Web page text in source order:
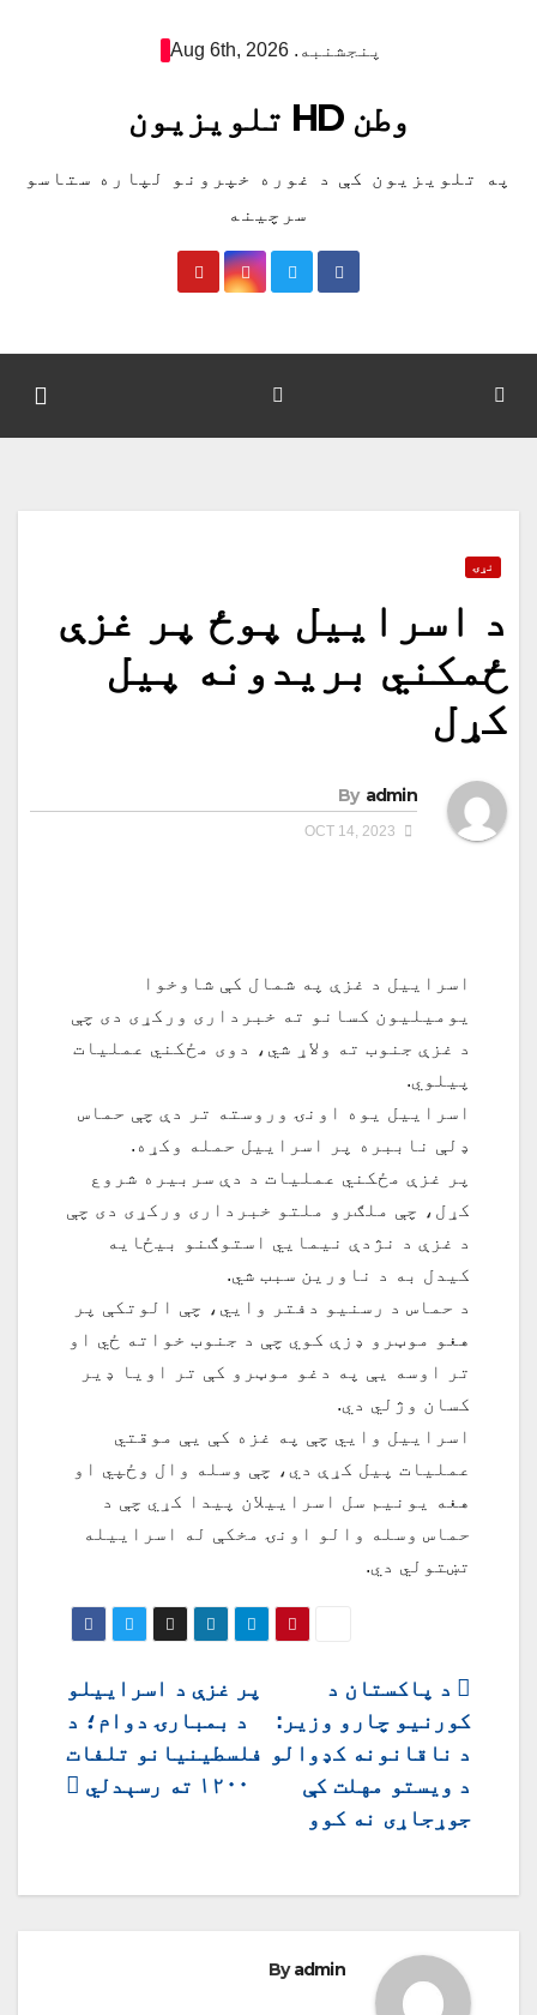
پنجشنبه. Aug 6th, 2026
وطن HD تلویزیون
په تلویزیون کې د غوره خپرونو لپاره ستاسو
سرچینه
نړۍ
د اسراییل پوځ پر غزې
ځمکني بریدونه پيل
کړل
By admin
اسراییل د غزې په شمال کې شاوخوا
یومیلیون کسانو ته خبرداری ورکړی دی چې
د غزې جنوب ته ولاړ شي، دوی مځکني عملیات
پيلوي.
اسراییل یوه اونۍ وروسته تر دې چې حماس
ډلې ناببره پر اسراییل حمله وکړه.
پر غزې مځکني عملیات د دې سربیره شروع
کړل، چې ملګرو ملتو خبرداری ورکړی دی چې
د غزې د نژدې نیمایي استوګنو بیځایه
کیدل به د ناورین سبب شي.
د حماس د رسنیو دفتر وایي، چې الوتکې پر
هغو موټرو ډزې کوي چې د جنوب خواته ځي او
تر اوسه یې په دغو موټرو کې تر اویا ډیر
کسان وژلي دي.
اسراییل وایي چې په غزه کې یې موقتي
عملیات پيل کړې دي، چې وسله وال وځپي او
هغه یونیم سل اسراییلان پیدا کړي چې د
حماس وسله والو اونۍ مخکې له اسراییله
تښتولي دي.
ليکنه
چليدنه
پر غزې د اسرایيلو
د بمبارۍ دوام؛ د
فلسطینیانو تلفات
۱۲۰۰ ته رسېدلي
د پاکستان د
کورنیو چارو وزیر:
د ناقانونه کډوالو
د ویستو مهلت کې
جوړجاړی نه کوو
Byadmin